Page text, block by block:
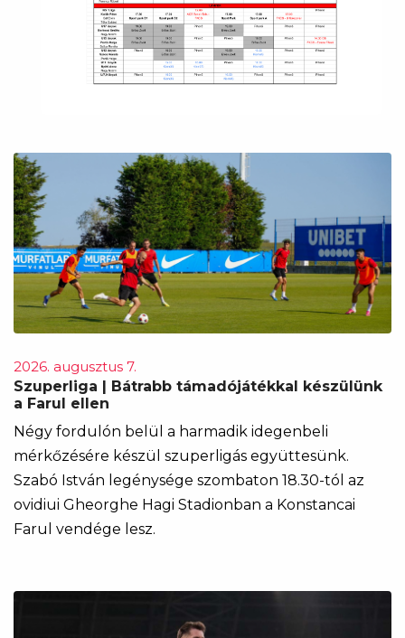
2026. augusztus 7.
Szuperliga | Bátrabb támadójátékkal készülünk
a Farul ellen
Négy fordulón belül a harmadik idegenbeli
mérkőzésére készül szuperligás együttesünk.
Szabó István legénysége szombaton 18.30-tól az
ovidiui Gheorghe Hagi Stadionban a Konstancai
Farul vendége lesz.